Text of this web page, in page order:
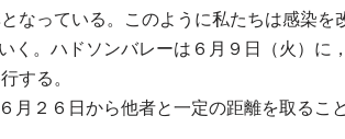
なっている。このように私たちは感染を
く。ハドソンバレーは６月９日（火）に
する。
月２６日から他者と一定の距離を取るこ